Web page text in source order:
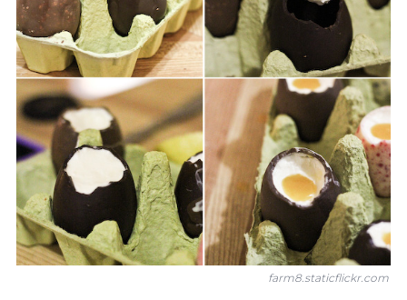
farm8.staticflickr.com